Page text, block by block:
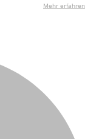
Mehr erfahren